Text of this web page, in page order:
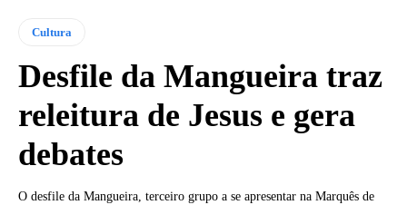
Cultura
Desfile da Mangueira traz
releitura de Jesus e gera
debates
O desfile da Mangueira, terceiro grupo a se apresentar na Marquês de